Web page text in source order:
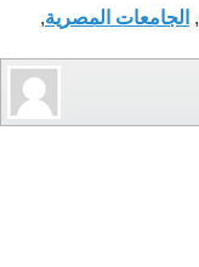
, الجامعات المصرية,